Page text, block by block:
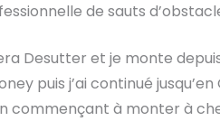
de sauts
Desutter et je monte depuis
puis j’ai continué
commençant à monter à